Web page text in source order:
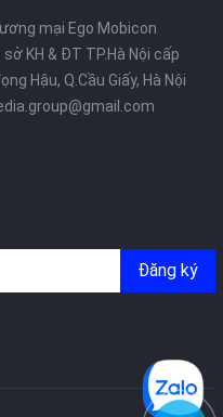
mại Ego Mobicon
KH & ĐT TP.Hà Nội cấp
Hậu, Q.Cầu Giấy, Hà Nội
Đăng ký